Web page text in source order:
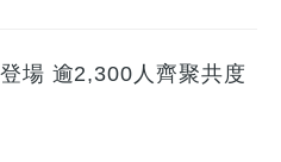
場 逾2,300人齊聚共度